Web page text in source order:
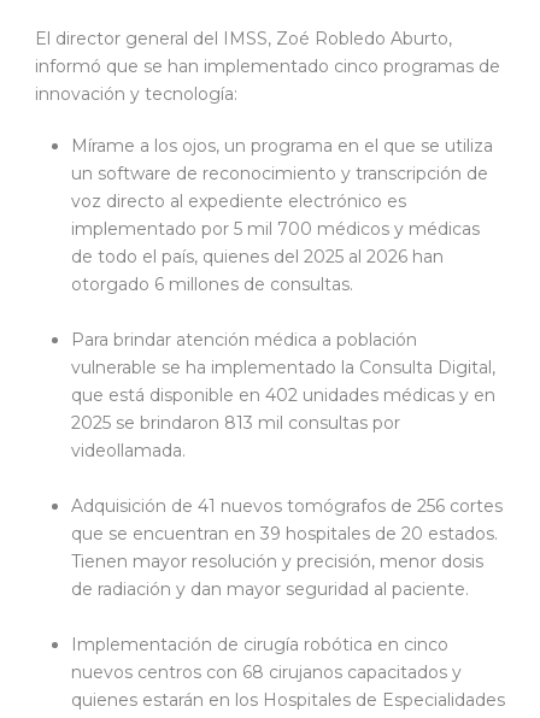
El director general del IMSS, Zoé Robledo Aburto,
informó que se han implementado cinco programas de
innovación y tecnología:
Mírame a los ojos, un programa en el que se utiliza
un software de reconocimiento y transcripción de
voz directo al expediente electrónico es
implementado por 5 mil 700 médicos y médicas
de todo el país, quienes del 2025 al 2026 han
otorgado 6 millones de consultas.
Para brindar atención médica a población
vulnerable se ha implementado la Consulta Digital,
que está disponible en 402 unidades médicas y en
2025 se brindaron 813 mil consultas por
videollamada.
Adquisición de 41 nuevos tomógrafos de 256 cortes
que se encuentran en 39 hospitales de 20 estados.
Tienen mayor resolución y precisión, menor dosis
de radiación y dan mayor seguridad al paciente.
Implementación de cirugía robótica en cinco
nuevos centros con 68 cirujanos capacitados y
quienes estarán en los Hospitales de Especialidades